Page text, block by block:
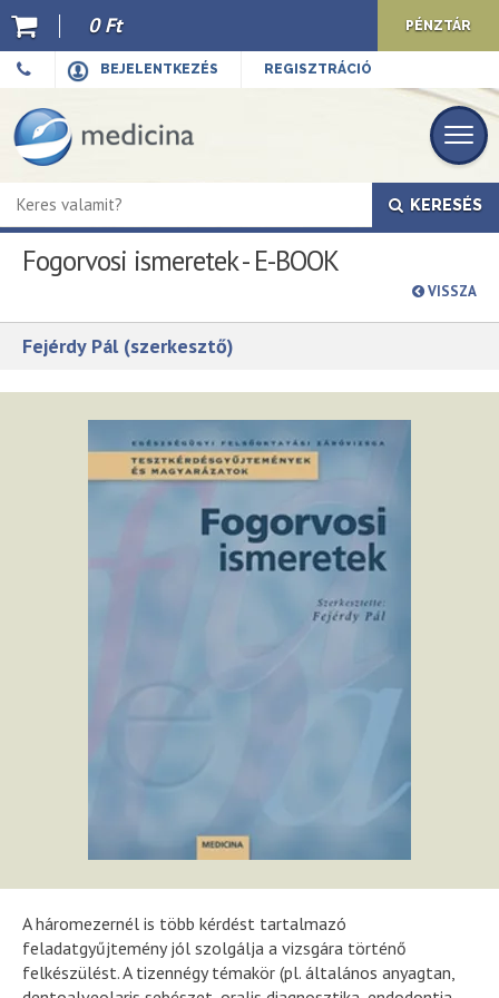
BEJELENTKEZÉS REGISZTRÁCIÓ
0 Ft PÉNZTÁR
KERESÉS
Fogorvosi ismeretek - E-BOOK
Fejérdy Pál (szerkesztő)
VISSZA
A háromezernél is több kérdést tartalmazó
feladatgyűjtemény jól szolgálja a vizsgára történő
felkészülést. A tizennégy témakör (pl. általános anyagtan,
Ajánló
Kiadványaink
E-book
Újdonságok
Akciók
Hírek
Cégünkről